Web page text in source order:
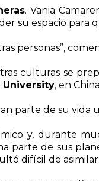
. Vania
su espacio para
personas”,
culturas se
University, en
parte de su vida
y, durante
parte de sus
difícil de asimilar.